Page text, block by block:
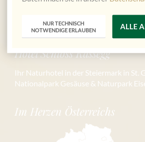
Hotel Schloss Kassegg
Ihr Naturhotel in der Steiermark in St.
Nationalpark Gesäuse & Naturpark
Im Herzen Österreichs
NUR TECHNISCH
NOTWENDIGE ERLAUBEN
ALLE